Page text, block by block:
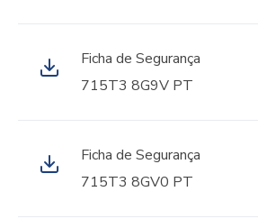
Ficha de Segurança
715T3 8G9V PT
Ficha de Segurança
715T3 8GV0 PT